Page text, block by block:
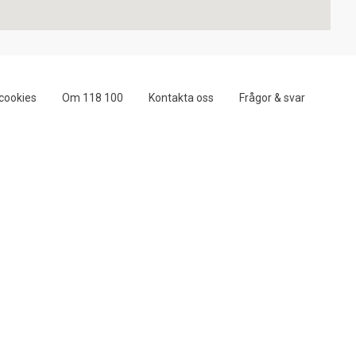
Om 118 100 Kontakta oss Frågor & svar